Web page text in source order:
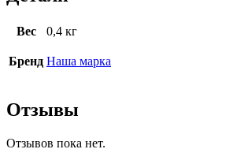
Вес 0,4 кг
Бренд Наша марка
Отзывы
Отзывов пока нет.